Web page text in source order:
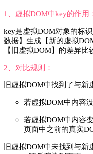
1、虚拟DOM中key的作用：
key是虚拟DOM对象的标
数据】生成【新的虚拟
【旧虚拟DOM】的差异比
2、对比规则：
旧虚拟DOM中找到了与新
若虚拟DOM中内容
若虚拟DOM中内容
页面中之前的真实
旧虚拟DOM中未找到与